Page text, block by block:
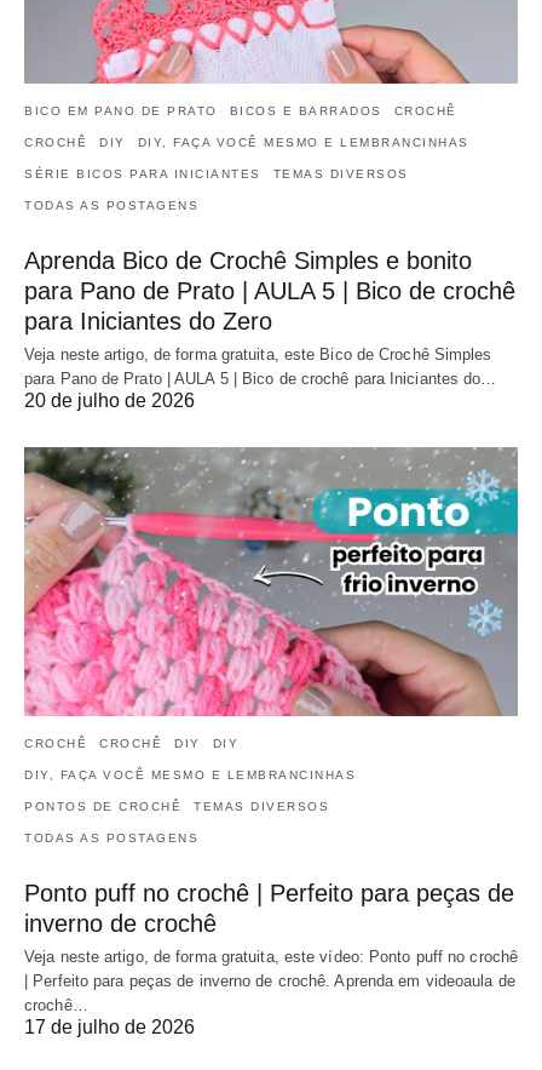
BICO EM PANO DE PRATO BICOS E BARRADOS CROCHÊ
CROCHÊ DIY DIY, FAÇA VOCÊ MESMO E LEMBRANCINHAS
SÉRIE BICOS PARA INICIANTES TEMAS DIVERSOS
TODAS AS POSTAGENS
Aprenda Bico de Crochê Simples e bonito
para Pano de Prato | AULA 5 | Bico de crochê
para Iniciantes do Zero
Veja neste artigo, de forma gratuita, este Bico de Crochê Simples
para Pano de Prato | AULA 5 | Bico de crochê para Iniciantes do…
20 de julho de 2026
CROCHÊ CROCHÊ DIY DIY
DIY, FAÇA VOCÊ MESMO E LEMBRANCINHAS
PONTOS DE CROCHÊ TEMAS DIVERSOS
TODAS AS POSTAGENS
Ponto puff no crochê | Perfeito para peças de
inverno de crochê
Veja neste artigo, de forma gratuita, este vídeo: Ponto puff no crochê
| Perfeito para peças de inverno de crochê. Aprenda em videoaula de
crochê…
17 de julho de 2026